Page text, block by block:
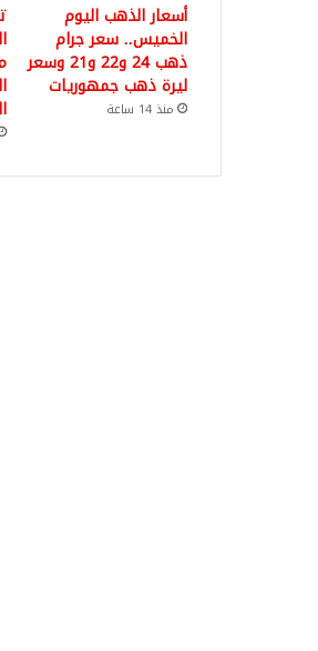
أسعار الذهب اليوم
الخميس.. سعر جرام
ذهب 24 و22 و21 وسعر
ليرة ذهب جمهوريات
منذ 14 ساعة